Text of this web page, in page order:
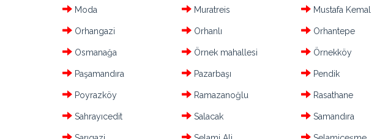
Moda Muratreis Mustafa Kemal
Orhangazi Orhanlı Orhantepe
Osmanağa Örnek mahallesi Örnekköy
Paşamandıra Pazarbaşı Pendik
Poyrazköy Ramazanoğlu Rasathane
Sahrayıcedit Salacak Samandıra